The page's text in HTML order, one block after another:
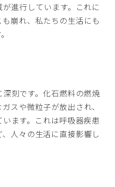
進行しています。これに
崩れ、私たちの生活にも
刻です。化石燃料の燃焼
スや微粒子が放出され、
ます。これは呼吸器疾患
人々の生活に直接影響し